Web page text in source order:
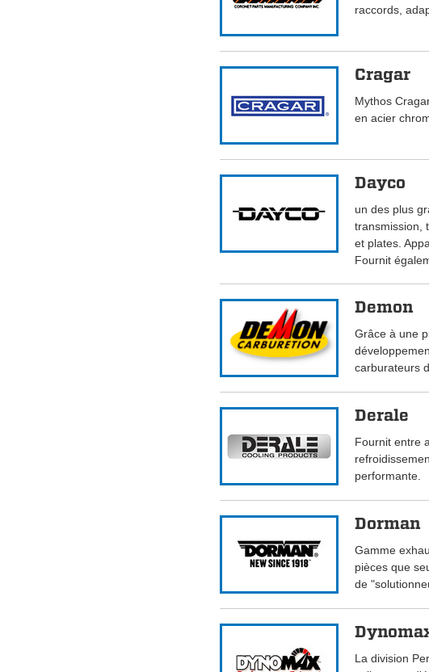
raccords,
Cragar
Mythos
en acier
Dayco
un des plus
transmission,
et plates.
Fournit
Demon
Grâce à une
carburateurs
Derale
Fournit entre
performante.
Dorman
Gamme
pièces que
de
La division